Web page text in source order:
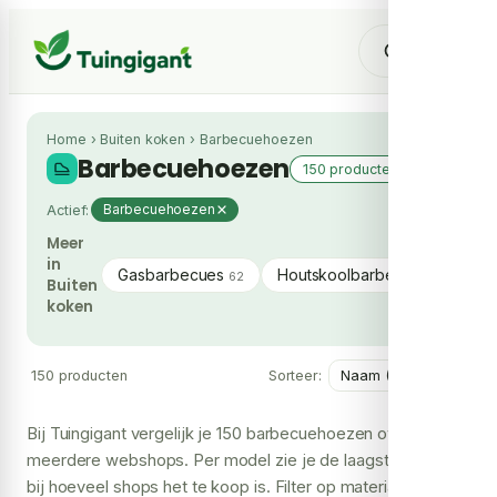
Home › Buiten koken › Barbecuehoezen
Barbecuehoezen 150 producten
Actief: Barbecuehoezen
Meer
in
Buiten
koken
Gasbarbecues 62 Houtskoolbarbecues
150 producten Sorteer:
Bij Tuingigant vergelijk je 150 barbecuehoezen over
meerdere webshops. Per model zie je de laagste prijs en
bij hoeveel shops het te koop is. Filter op materiaal, prijs